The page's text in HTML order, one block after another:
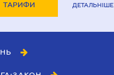
ТАРИФИ ДЕТАЛЬНІШЕ